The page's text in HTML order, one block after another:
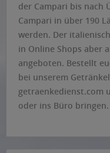
der Campari bis nach
Campari in über 190
werden. Der
in Online Shops aber
angeboten. Bestellt
bei unserem
getraenkedienst.com
oder ins Büro bringen.